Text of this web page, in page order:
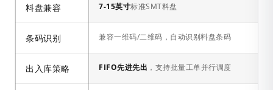
料盘兼容 7-15英寸标准SMT料盘
条码识别 兼容一维码/二维码，自动识别料盘条码
出入库策略 FIFO先进先出 ，支持批量工单并行调度